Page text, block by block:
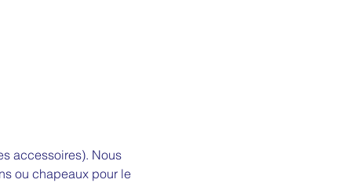
accessoires). Nous
ou chapeaux pour le